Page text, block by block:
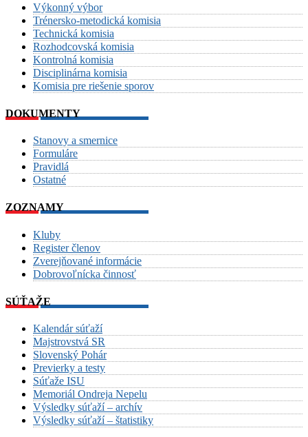
Výkonný výbor
Trénersko-metodická komisia
Technická komisia
Rozhodcovská komisia
Kontrolná komisia
Disciplinárna komisia
Komisia pre riešenie sporov
DOKUMENTY
Stanovy a smernice
Formuláre
Pravidlá
Ostatné
ZOZNAMY
Kluby
Register členov
Zverejňované informácie
Dobrovoľnícka činnosť
SÚŤAŽE
Kalendár súťaží
Majstrovstvá SR
Slovenský Pohár
Previerky a testy
Súťaže ISU
Memoriál Ondreja Nepelu
Výsledky súťaží – archív
Výsledky súťaží – štatistiky